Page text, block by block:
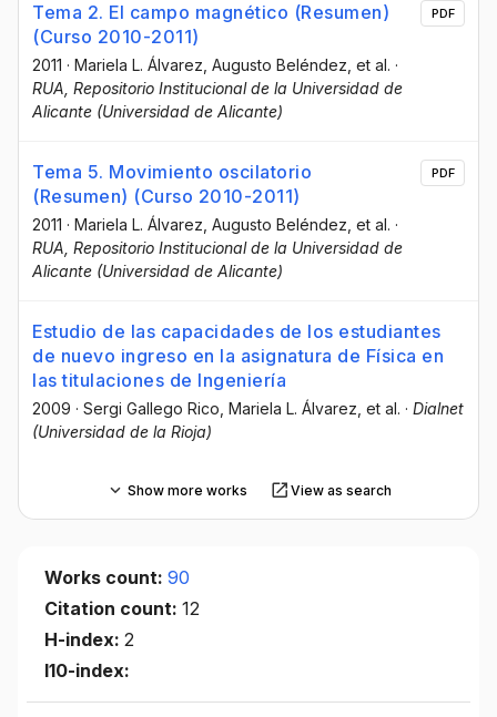
Tema 2. El campo magnético (Resumen)
(Curso 2010-2011)
2011 · Mariela L. Álvarez , Augusto Beléndez , et al. ·
RUA, Repositorio Institucional de la Universidad de
Alicante (Universidad de Alicante)
PDF
Tema 5. Movimiento oscilatorio
(Resumen) (Curso 2010-2011)
2011 · Mariela L. Álvarez , Augusto Beléndez , et al. ·
RUA, Repositorio Institucional de la Universidad de
Alicante (Universidad de Alicante)
PDF
Estudio de las capacidades de los estudiantes
de nuevo ingreso en la asignatura de Física en
las titulaciones de Ingeniería
2009 · Sergi Gallego Rico , Mariela L. Álvarez , et al. · Dialnet
(Universidad de la Rioja)
Show more works View as search
Works count: 90
Citation count: 12
H-index: 2
I10-index: